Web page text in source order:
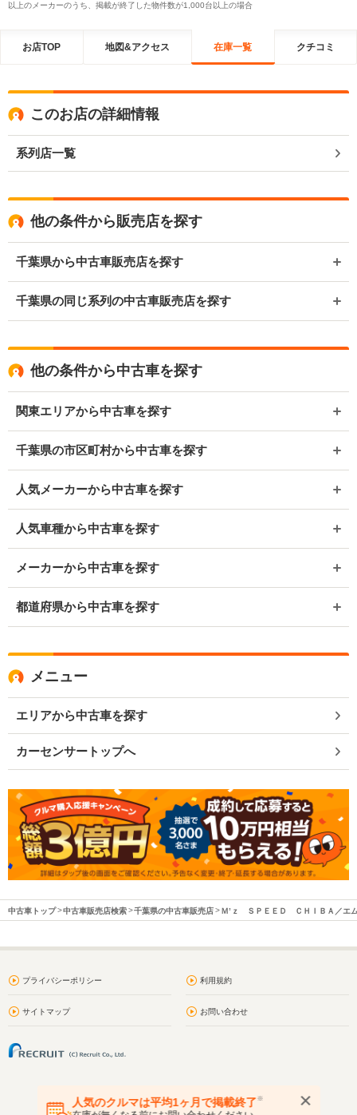
以上のメーカーのうち、掲載が終了した物件数が1,000台以上の場合
お店TOP 地図&アクセス 在庫一覧 クチコミ
このお店の詳細情報
系列店一覧
他の条件から販売店を探す
千葉県から中古車販売店を探す
千葉県の同じ系列の中古車販売店を探す
他の条件から中古車を探す
関東エリアから中古車を探す
千葉県の市区町村から中古車を探す
人気メーカーから中古車を探す
人気車種から中古車を探す
メーカーから中古車を探す
都道府県から中古車を探す
メニュー
エリアから中古車を探す
カーセンサートップへ
中古車トップ 中古車販売店検索 千葉県の中古車販売店 Ｍ’ｚ ＳＰＥＥＤ ＣＨＩＢＡ／エ
プライバシーポリシー 利用規約
サイトマップ お問い合わせ
人気のクルマは平均1ヶ月で掲載終了※